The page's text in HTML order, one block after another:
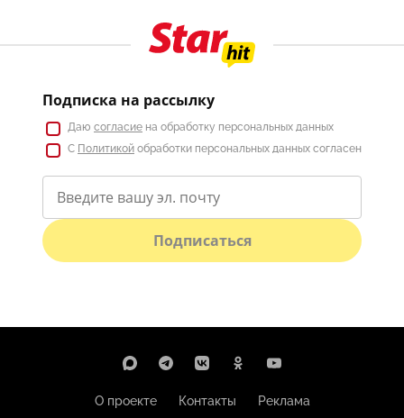
Подписка на рассылку
Даю согласие на обработку персональных данных
С Политикой обработки персональных данных согласен
Подписаться
О проекте Контакты
Реклама